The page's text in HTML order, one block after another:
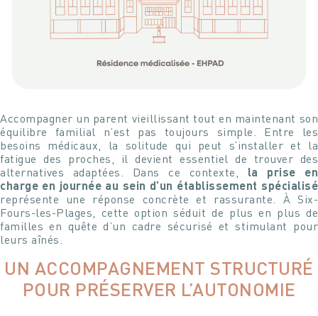
Accompagner un parent vieillissant tout en maintenant son
équilibre familial n’est pas toujours simple. Entre les
besoins médicaux, la solitude qui peut s’installer et la
fatigue des proches, il devient essentiel de trouver des
alternatives adaptées. Dans ce contexte, la prise en
charge en journée au sein d’un établissement spécialisé
représente une réponse concrète et rassurante. À Six-
Fours-les-Plages, cette option séduit de plus en plus de
familles en quête d’un cadre sécurisé et stimulant pour
leurs aînés.
UN ACCOMPAGNEMENT STRUCTURÉ
POUR PRÉSERVER L’AUTONOMIE